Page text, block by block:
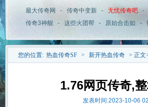
最大传奇网 - 传奇中变新 - 无忧传奇吧 -
传奇3神舰
- 这些火团帮 - 原始合击如 -
您的位置: 热血传奇SF > 新开热血传奇 > 正文
1.76网页传奇,
发表时间:2023-10-06